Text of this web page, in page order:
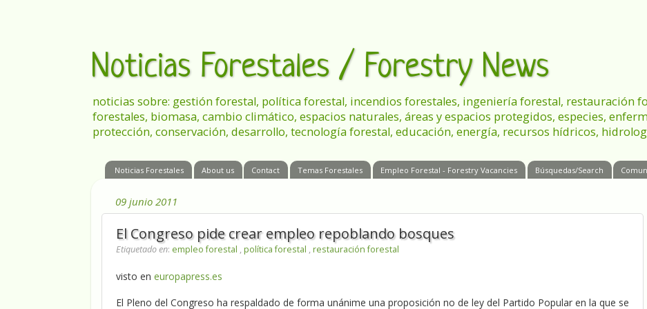
Noticias Forestales / Forestry News
noticias sobre: gestión forestal, política forestal, incendios forestales, ingeniería forestal, restauración
forestales, biomasa, cambio climático, espacios naturales, áreas y espacios protegidos, especies,
protección, conservación, desarrollo, tecnología forestal, educación, energía, recursos hídricos,
Noticias Forestales About us Contact Temas Forestales Empleo Forestal - Forestry Vacancies Búsquedas/Search
09 junio 2011
El Congreso pide crear empleo repoblando bosques
Etiquetado en: empleo forestal , política forestal , restauración forestal
visto en europapress.es
El Pleno del Congreso ha respaldado de forma unánime una proposición no de ley del Partido Popular en la que se